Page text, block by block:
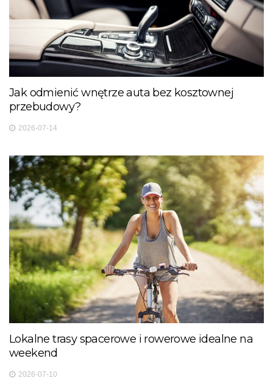
Jak odmienić wnętrze auta bez kosztownej
przebudowy?
2026-07-14
Lokalne trasy spacerowe i rowerowe idealne na
weekend
2026-07-10